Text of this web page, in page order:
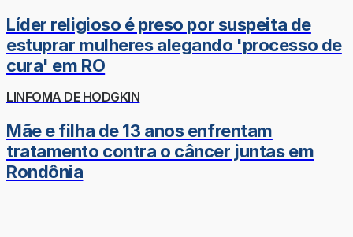
Líder religioso é preso por suspeita de
estuprar mulheres alegando 'processo de
cura' em RO
LINFOMA DE HODGKIN
Mãe e filha de 13 anos enfrentam
tratamento contra o câncer juntas em
Rondônia